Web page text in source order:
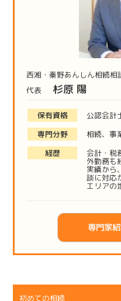
西湘・秦野あんしん相続相
代表
杉原 陽
保有資格
公認会計
専門分野
相続、事
経歴
会計・税
外勤務も
実績から
談に対応
エリアの
専門家
初めての相続